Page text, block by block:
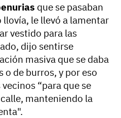
que se pasaban
le llevó a lamentar
vestido para las
dijo sentirse
masiva que se daba
o de burros, y por eso
“para que se
manteniendo la